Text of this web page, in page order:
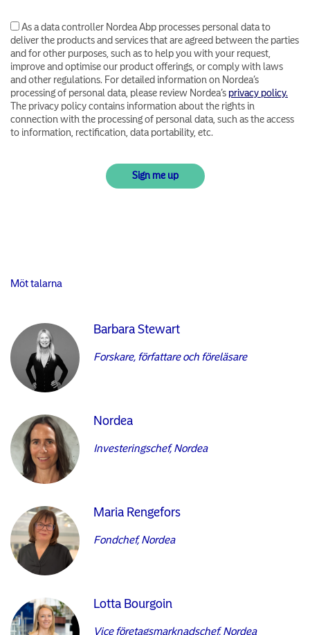
As a data controller Nordea Abp processes personal data to
deliver the products and services that are agreed between the parties
and for other purposes, such as to help you with your request,
improve and optimise our product offerings, or comply with laws
and other regulations. For detailed information on Nordea’s
processing of personal data, please review Nordea’s privacy policy.
The privacy policy contains information about the rights in
connection with the processing of personal data, such as the access
to information, rectification, data portability, etc.
Möt talarna
Barbara Stewart
Forskare, författare och föreläsare
Nordea
Investeringschef, Nordea
Maria Rengefors
Fondchef, Nordea
Lotta Bourgoin
Vice företagsmarknadschef, Nordea